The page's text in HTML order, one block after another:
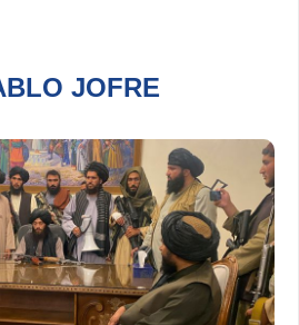
JOFRE